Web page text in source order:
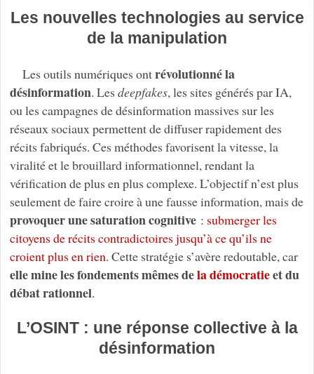
Les nouvelles technologies au service
de la manipulation
Les outils numériques ontrévolutionné la
désinformation. Les deepfakes, les sites générés par IA,
ou les campagnes de désinformation massives sur les
réseaux sociaux permettent de diffuser rapidement des
récits fabriqués. Ces méthodes favorisent la vitesse, la
viralité et le brouillard informationnel, rendant la
vérification de plus en plus complexe. L’objectif n’est plus
seulement de faire croire à une fausse information, mais de
provoquer une saturation cognitive: submerger les
citoyens de récits contradictoires jusqu’à ce qu’ils ne
croient plus en rien. Cette stratégie s’avère redoutable, car
elle mine les fondements mêmes dela démocratieet du
débat rationnel.
L’OSINT : une réponse collective à la
désinformation